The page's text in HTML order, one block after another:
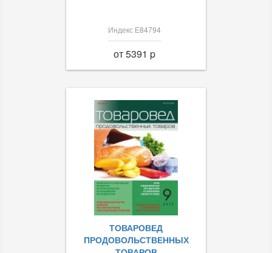
Индекс Е84794
от 5391 p
ТОВАРОВЕД
ПРОДОВОЛЬСТВЕННЫХ